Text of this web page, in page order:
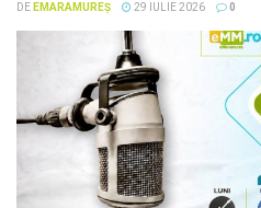
DE EMARAMUREȘ 29 IULIE 2026 0